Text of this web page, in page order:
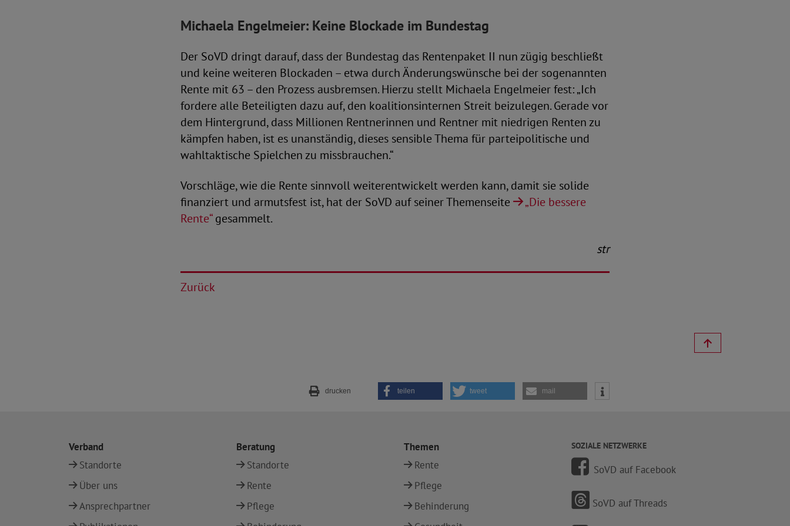
Michaela Engelmeier: Keine Blockade im Bundestag
Der SoVD dringt darauf, dass der Bundestag das Rentenpaket II nun zügig beschließt
und keine weiteren Blockaden – etwa durch Änderungswünsche bei der sogenannten
Rente mit 63 – den Prozess ausbremsen. Hierzu stellt Michaela Engelmeier fest: „Ich
fordere alle Beteiligten dazu auf, den koalitionsinternen Streit beizulegen. Gerade vor
dem Hintergrund, dass Millionen Rentnerinnen und Rentner mit niedrigen Renten zu
kämpfen haben, ist es unanständig, dieses sensible Thema für parteipolitische und
wahltaktische Spielchen zu missbrauchen.“
Vorschläge, wie die Rente sinnvoll weiterentwickelt werden kann, damit sie solide
finanziert und armutsfest ist, hat der SoVD auf seiner Themenseite
„Die bessere
Rente“gesammelt.
str
Zurück
drucken teilen tweet mail
Verband
Standorte
Über uns
Ansprechpartner
Beratung
Standorte
Rente
Pflege
Themen
Rente
Pflege
Behinderung
SOZIALE NETZWERKE
SoVD auf Facebook
SoVD auf Threads